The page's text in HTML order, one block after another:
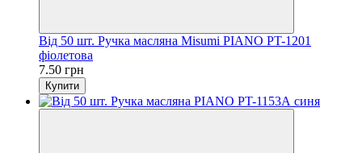
Від 50 шт. Ручка масляна Misumi PIANO PT-1201
фіолетова
7.50 грн
Купити